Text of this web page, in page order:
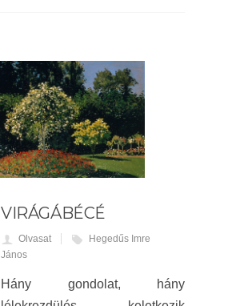
VIRÁGÁBÉCÉ
Olvasat
Hegedűs Imre
János
Hány gondolat, hány